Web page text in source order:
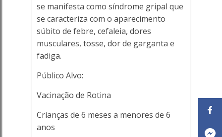
se manifesta como síndrome gripal que
se caracteriza com o aparecimento
súbito de febre, cefaleia, dores
musculares, tosse, dor de garganta e
fadiga.
Público Alvo:
Vacinação de Rotina
Crianças de 6 meses a menores de 6
anos